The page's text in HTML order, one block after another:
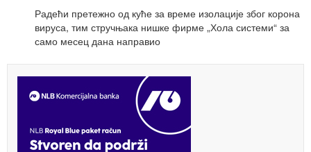
Радећи претежно од куће за време изолације због корона
вируса, тим стручњака нишке фирме „Хола системи“ за
само месец дана направио